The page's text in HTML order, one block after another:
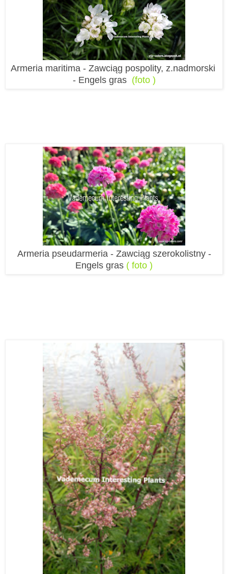
Armeria maritima - Zawciąg pospolity, z.nadmorski
- Engels gras (foto )
Armeria pseudarmeria - Zawciąg szerokolistny -
Engels gras ( foto )